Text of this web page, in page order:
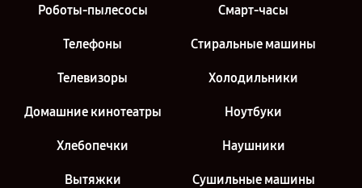
Роботы-пылесосы Смарт-часы
Телефоны Стиральные машины
Телевизоры Холодильники
Домашние кинотеатры Ноутбуки
Хлебопечки Наушники
Вытяжки Сушильные машины